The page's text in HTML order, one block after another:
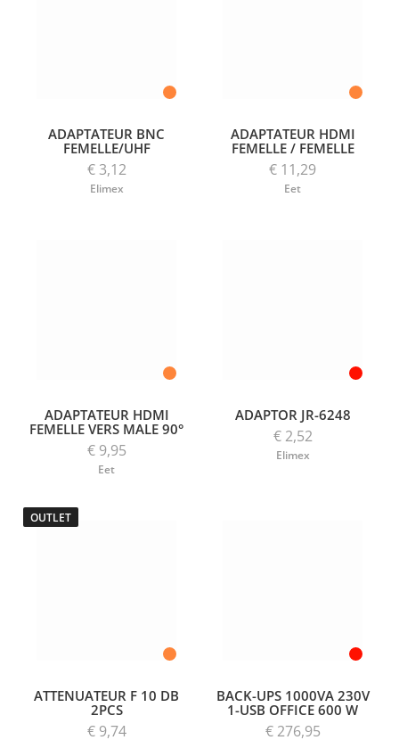
ADAPTATEUR BNC
FEMELLE/UHF
€ 3,12
Elimex
ADAPTATEUR HDMI
FEMELLE / FEMELLE
€ 11,29
Eet
ADAPTATEUR HDMI
FEMELLE VERS MALE 90°
€ 9,95
Eet
ADAPTOR JR-6248
€ 2,52
Elimex
OUTLET
ATTENUATEUR F 10 DB
2PCS
€ 9,74
BACK-UPS 1000VA 230V
1-USB OFFICE 600 W
€ 276,95